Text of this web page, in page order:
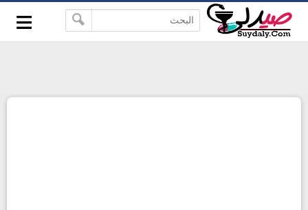
-->
google-site-verification=pbBDctPvwZJkSEHg2-
vmZ_yu86_9u3jQJgGN9H2FF9w
≡